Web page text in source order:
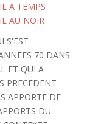
A TEMPS
AU NOIR
S'EST
70 DANS
ET QUI A
PRECEDENT
APPORTE DE
DU